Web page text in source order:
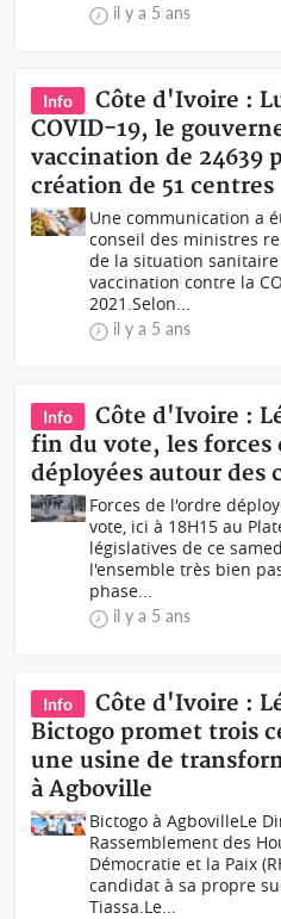
il y a 5 ans
Info
Côte d'Ivoire :
COVID-19, le
vaccination de 24639
création de 51 centres
Une communication a
conseil des ministres
de la situation
vaccination contre la
2021.Selon...
il y a 5 ans
Info
Côte d'Ivoire :
fin du vote, les forces
déployées autour des
Forces de l'ordre
vote, ici à 18H15 au
législatives de ce
l'ensemble très bien
phase...
il y a 5 ans
Info
Côte d'Ivoire :
Bictogo promet trois
une usine de
à Agboville
Bictogo à AgbovilleLe
Rassemblement des
Démocratie et la Paix
candidat à sa propre
Tiassa.Le...